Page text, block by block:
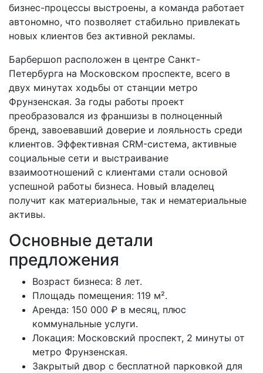
бизнес-процессы выстроены, а команда работает
автономно, что позволяет стабильно привлекать
новых клиентов без активной рекламы.
Барбершоп расположен в центре Санкт-
Петербурга на Московском проспекте, всего в
двух минутах ходьбы от станции метро
Фрунзенская. За годы работы проект
преобразовался из франшизы в полноценный
бренд, завоевавший доверие и лояльность среди
клиентов. Эффективная CRM-система, активные
социальные сети и выстраивание
взаимоотношений с клиентами стали основой
успешной работы бизнеса. Новый владелец
получит как материальные, так и нематериальные
активы.
Основные детали
предложения
Возраст бизнеса: 8 лет.
Площадь помещения: 119 м².
Аренда: 150 000 ₽ в месяц, плюс
коммунальные услуги.
Локация: Московский проспект, 2 минуты от
метро Фрунзенская.
Закрытый двор с бесплатной парковкой для